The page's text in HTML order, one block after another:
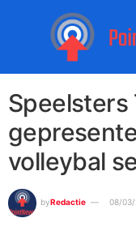
Speelsters
volleybal
byRedactie 08/